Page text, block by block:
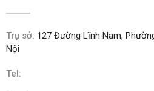
Trụ sở: 127 Đường Lĩnh Nam,
Nội
Tel: